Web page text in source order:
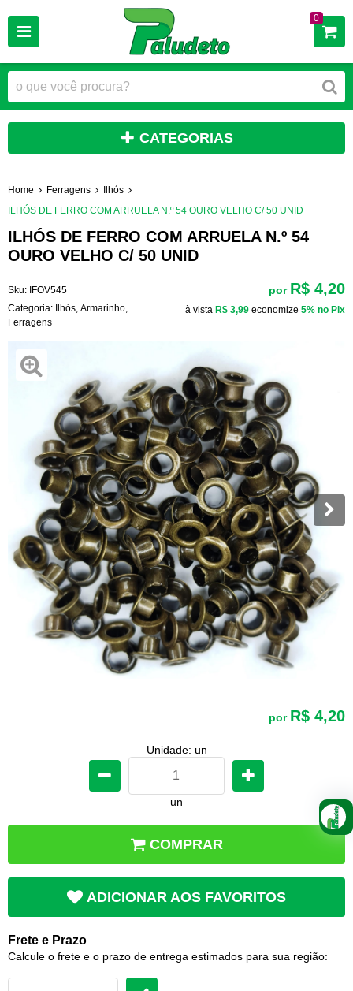
0
CATEGORIAS
Home Ferragens
Ilhós
ILHÓS DE FERRO COM ARRUELA N.º 54 OURO VELHO C/ 50 UNID
ILHÓS DE FERRO COM ARRUELA N.º 54
OURO VELHO C/ 50 UNID
Sku: IFOV545
Categoria: Ilhós Armarinho
Ferragens
por R$ 4,20
à vista R$ 3,99 economize 5% no Pix
por R$ 4,20
Unidade: un
un
COMPRAR
ADICIONAR AOS FAVORITOS
Frete e Prazo
Calcule o frete e o prazo de entrega estimados para sua região: